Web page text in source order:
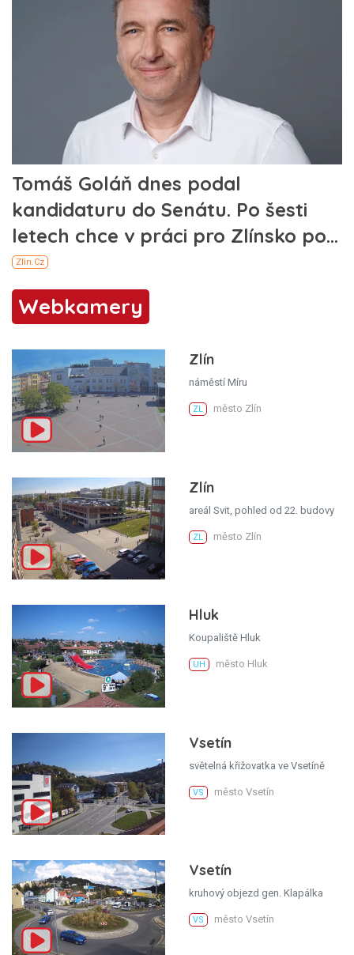
Webkamery
Zlín
náměstí Míru
ZL město Zlín
Zlín
areál Svit, pohled od 22. budovy
ZL město Zlín
Hluk
Koupaliště Hluk
UH město Hluk
Vsetín
světelná křižovatka ve Vsetíně
VS město Vsetín
Vsetín
kruhový objezd gen. Klapálka
VS město Vsetín